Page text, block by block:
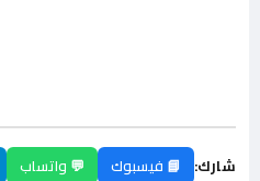
شارك: 📘 فيسبوك 💬 واتساب